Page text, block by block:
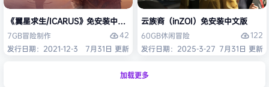
《翼星求生/ICARUS》免安装中文版
7GB冒险制作
42
发行日期：2021-12-3
7月31日 更新
云族裔（inZOI）免安装中文版
60GB休闲冒险
122
发行日期：2025-3-27 7月31日 更新
加载更多